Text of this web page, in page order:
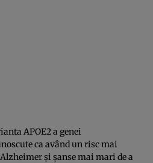
APOE2 a genei
ca având un risc mai
și șanse mai mari de a